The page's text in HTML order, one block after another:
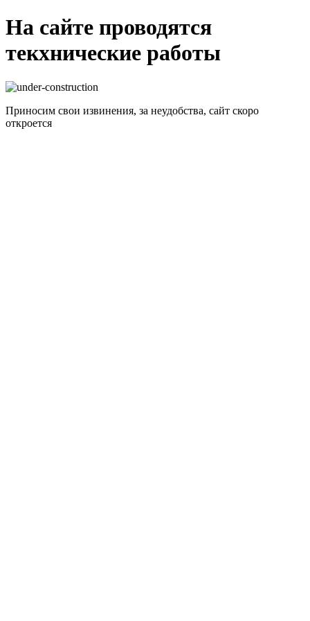
На сайте проводятся
текхнические работы
Приносим свои извинения, за неудобства, сайт скоро
откроется